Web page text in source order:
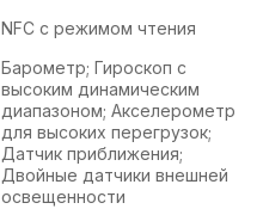
NFC с режимом чтения
Барометр; Гироскоп с
высоким динамическим
диапазоном; Акселерометр
для высоких перегрузок;
Датчик приближения;
Двойные датчики внешней
освещенности